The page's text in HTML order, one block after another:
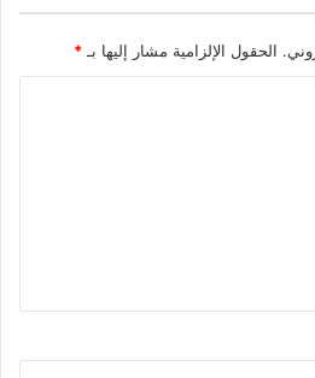
الحقول الإلزامية مشار إليها بـ*